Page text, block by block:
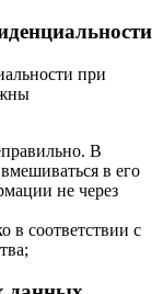
при
В
в его
не через
в соответствии с